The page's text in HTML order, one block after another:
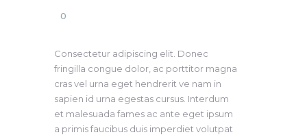
0
Consectetur adipiscing elit. Donec
fringilla congue dolor, ac porttitor magna
cras vel urna eget hendrerit ve nam in
sapien id urna egestas cursus. Interdum
et malesuada fames ac ante eget ipsum
a primis faucibus duis imperdiet volutpat